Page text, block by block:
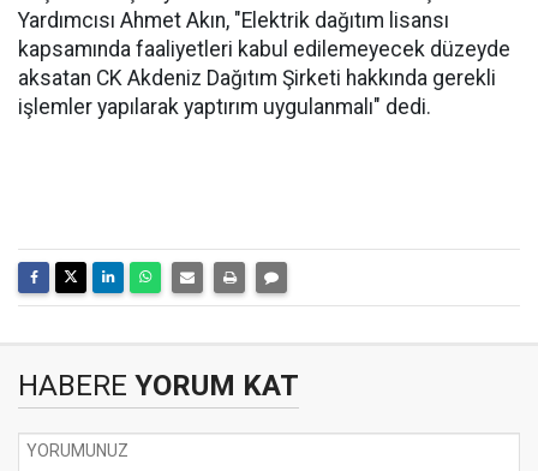
Yardımcısı Ahmet Akın, "Elektrik dağıtım lisansı
kapsamında faaliyetleri kabul edilemeyecek düzeyde
aksatan CK Akdeniz Dağıtım Şirketi hakkında gerekli
işlemler yapılarak yaptırım uygulanmalı" dedi.
HABERE YORUM KAT